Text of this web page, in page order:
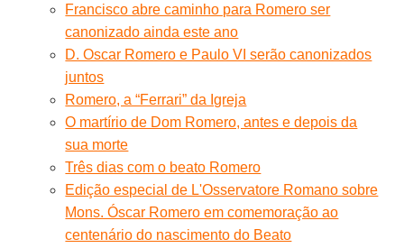
Francisco abre caminho para Romero ser
canonizado ainda este ano
D. Oscar Romero e Paulo VI serão canonizados
juntos
Romero, a “Ferrari” da Igreja
O martírio de Dom Romero, antes e depois da
sua morte
Três dias com o beato Romero
Edição especial de L'Osservatore Romano sobre
Mons. Óscar Romero em comemoração ao
centenário do nascimento do Beato